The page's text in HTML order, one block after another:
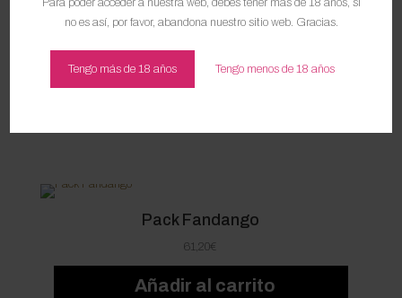
Para poder acceder a nuestra web, debes tener más de 18 años, si
no es así, por favor, abandona nuestro sitio web. Gracias.
Tengo más de 18 años Tengo menos de 18 años
PACKAGING MUY
carousel title
Pack Fandango
61,20€
Añadir al carrito